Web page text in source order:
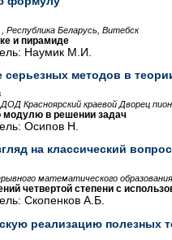
Республика Беларусь, Витебск
и пирамиде
Наумик М.И.
серьезных методов в
Красноярский краевой Дворец
модулю в решении задач
Осипов Н.
на классический
математического
четвертой степени с
Скопенков А.Б.
реализацию полезных